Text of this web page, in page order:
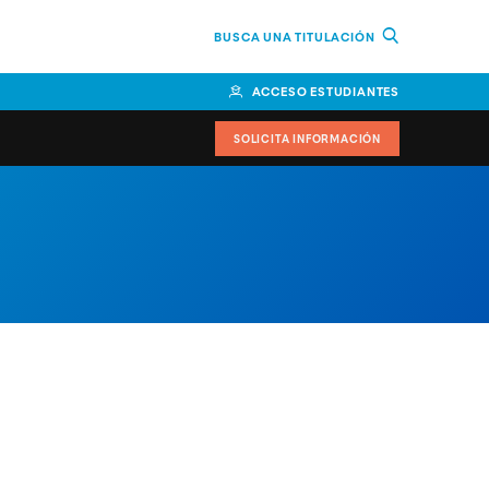
BUSCA UNA TITULACIÓN
ACCESO ESTUDIANTES
SOLICITA INFORMACIÓN